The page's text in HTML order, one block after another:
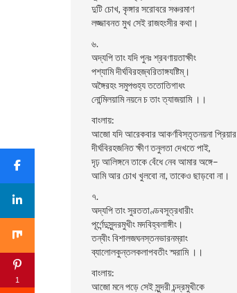
দুটি চোখ, কৃঙ্গার সরোবরে সঞ্চরমাণ
লজ্জাবনত মুখ সেই রাজহংসীর কথা।
৬.
অদ্যপি তাং যদি পুনঃ শ্রবণায়তাক্ষীং
পশ্যামি দীর্ঘবিরহজ্বরিতাঙ্গযষ্টিম্।
অঙ্গৈরহং সমুপগুহ্য ততোতিগাধং
নোন্মিলয়ামি নয়নে চ তাং ত্যাজয়ামি ।।
বাংলায়:
আজো যদি আরেকবার আকর্ণবিস্তৃতনয়না প্রিয়ার
দীর্ঘবিরহজনিত ক্ষীণ তনুলতা দেখতে পাই,
দৃঢ় আলিঙ্গনে তাকে বেঁধে নেব আমার অঙ্গে–
আমি আর চোখ খুলবো না, তাকেও ছাড়বো না।
৭.
অদ্যপি তাং সুরততাণ্ডবসূত্রধারীং
পূর্ণেন্দুসুন্দরমুখীং মদবিহ্বলাঙ্গীং।
তন্বীং বিশালজঘনস্তনভারনম্রাং
ব্যালোলকুন্তলকলাপবতীং স্মরামি ।।
বাংলায়:
আজো মনে পড়ে সেই সুন্দরী চন্দ্রমুখীকে
1